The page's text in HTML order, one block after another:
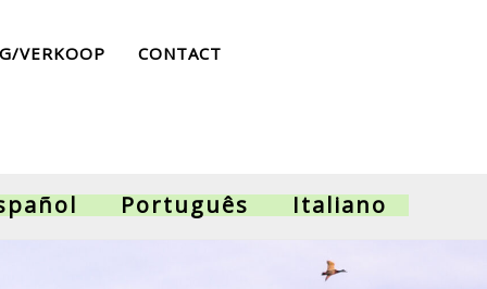
VERKOOP CONTACT
Português Italiano